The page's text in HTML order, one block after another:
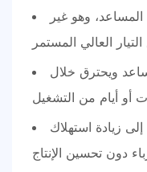
المساعد، وهو غير
العالي المستمر
ويحترق خلال
أو أيام من التشغيل
زيادة استهلاك
دون تحسين الإنتاج